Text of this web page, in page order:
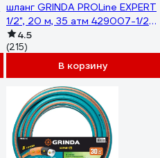
шланг GRINDA PROLine EXPERT
1/2", 20 м, 35 атм 429007-1/2-
204.5
(215)
В корзину